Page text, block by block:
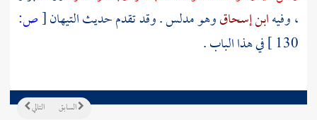
، وفيهابن إسحاقوهو مدلس . وقد تقدم حديثالتيهان[ص:
130 ] في هذا الباب .
التالي السابق